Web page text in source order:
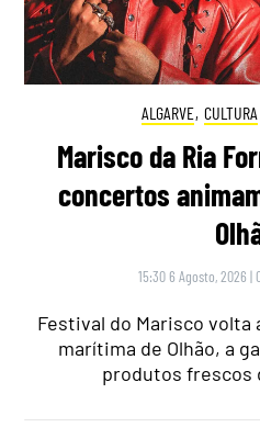
ALGARVE, CULTURA
Marisco da Ria
concertos
15:30 6 Agosto, 2026 |
Festival do Marisco
marítima de Olhão, a
produtos frescos